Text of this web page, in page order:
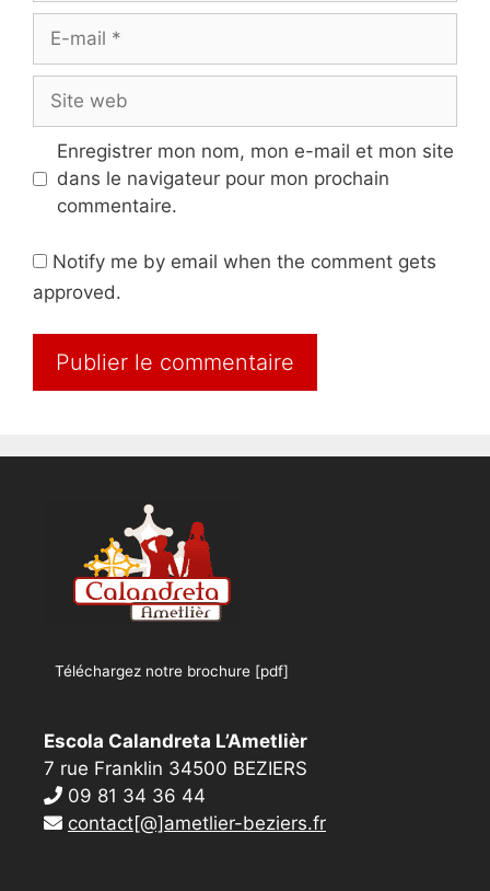
Site
web
Enregistrer mon nom, mon e-mail et mon site
dans le navigateur pour mon prochain
commentaire.
Notify me by email when the comment gets
approved.
Téléchargez notre brochure [pdf]
Escola Calandreta L’Ametlièr
7 rue Franklin 34500 BEZIERS
09 81 34 36 44
contact[@]ametlier-beziers.fr